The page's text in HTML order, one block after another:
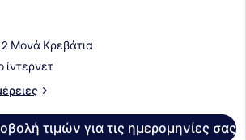
2 Μονά Κρεβάτια
τιμών για τις ημερομηνίες σας